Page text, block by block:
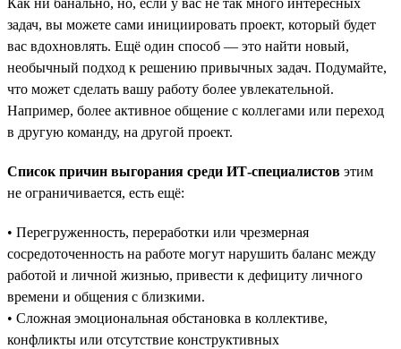
задач, вы можете сами инициировать проект, который будет
вас вдохновлять. Ещё один способ — это найти новый,
необычный подход к решению привычных задач. Подумайте,
что может сделать вашу работу более увлекательной.
Например, более активное общение с коллегами или переход
в другую команду, на другой проект.
Список причин выгорания среди ИТ-специалистов этим
не ограничивается, есть ещё:
• Перегруженность, переработки или чрезмерная
сосредоточенность на работе могут нарушить баланс между
работой и личной жизнью, привести к дефициту личного
времени и общения с близкими.
• Сложная эмоциональная обстановка в коллективе,
конфликты или отсутствие конструктивных